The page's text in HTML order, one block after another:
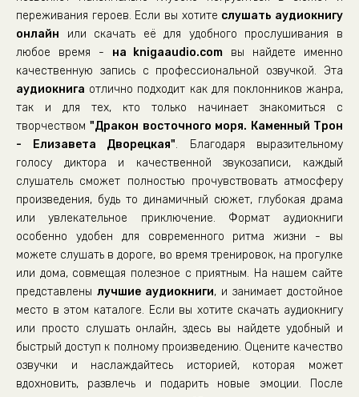
переживания героев. Если вы хотите слушать аудиокнигу
онлайн или скачать её для удобного прослушивания в
любое время - на knigaaudio.com вы найдете именно
качественную запись с профессиональной озвучкой. Эта
аудиокнига отлично подходит как для поклонников жанра,
так и для тех, кто только начинает знакомиться с
творчеством"Дракон восточного моря. Каменный Трон
- Елизавета Дворецкая". Благодаря выразительному
голосу диктора и качественной звукозаписи, каждый
слушатель сможет полностью прочувствовать атмосферу
произведения, будь то динамичный сюжет, глубокая драма
или увлекательное приключение. Формат аудиокниги
особенно удобен для современного ритма жизни - вы
можете слушать в дороге, во время тренировок, на прогулке
или дома, совмещая полезное с приятным. На нашем сайте
представлены лучшие аудиокниги, и занимает достойное
место в этом каталоге. Если вы хотите скачать аудиокнигу
или просто слушать онлайн, здесь вы найдете удобный и
быстрый доступ к полному произведению. Оцените качество
озвучки и наслаждайтесь историей, которая может
вдохновить, развлечь и подарить новые эмоции. После